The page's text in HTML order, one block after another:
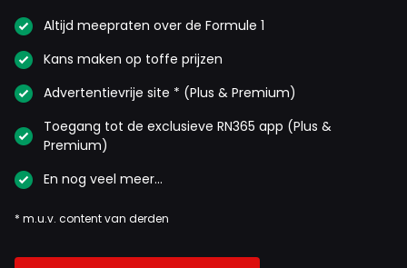
Altijd meepraten over de Formule 1
Kans maken op toffe prijzen
Advertentievrije site * (Plus & Premium)
Toegang tot de exclusieve RN365 app (Plus &
Premium)
En nog veel meer…
* m.u.v. content van derden